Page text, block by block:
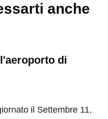
anche
di
il Settembre 11,